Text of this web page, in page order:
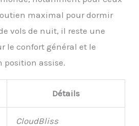
maximal pour dormir
vols de nuit, il reste une
le confort général et le
assise.
Détails
CloudBliss